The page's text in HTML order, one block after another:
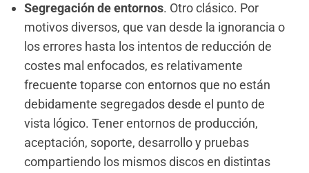
Segregación de entornos. Otro clásico. Por
motivos diversos, que van desde la ignorancia o
los errores hasta los intentos de reducción de
costes mal enfocados, es relativamente
frecuente toparse con entornos que no están
debidamente segregados desde el punto de
vista lógico. Tener entornos de producción,
aceptación, soporte, desarrollo y pruebas
compartiendo los mismos discos en distintas